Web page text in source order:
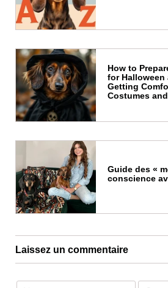
How to
for Halloween
Getting
Costumes
Guide des «
conscience
Laissez un commentaire